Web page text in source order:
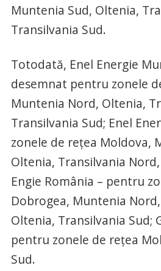
Muntenia Sud, Oltenia,
Transilvania Sud.
Totodată, Enel Energie
desemnat pentru zonele
Muntenia Nord, Oltenia,
Transilvania Sud; Enel
zonele de reţea Moldova,
Oltenia, Transilvania
Engie România – pentru
Dobrogea, Muntenia
Oltenia, Transilvania Sud;
pentru zonele de reţea
Sud.